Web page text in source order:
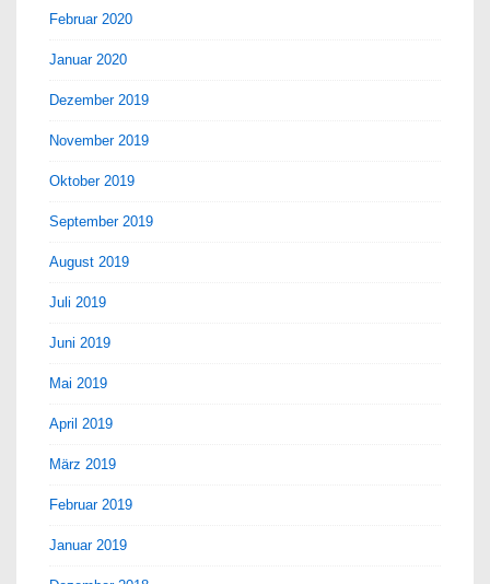
Februar 2020
Januar 2020
Dezember 2019
November 2019
Oktober 2019
September 2019
August 2019
Juli 2019
Juni 2019
Mai 2019
April 2019
März 2019
Februar 2019
Januar 2019